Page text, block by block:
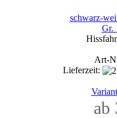
schwarz-
Gr.
Art-
Lieferzeit:
ab